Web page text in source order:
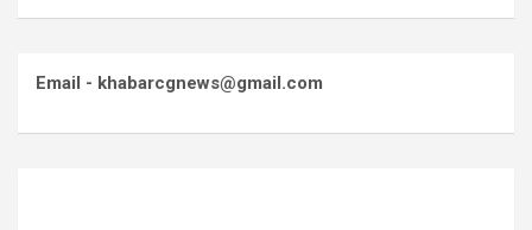
Email - khabarcgnews@gmail.com